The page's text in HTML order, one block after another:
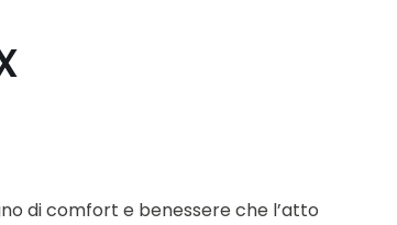
di comfort e benessere che l’atto